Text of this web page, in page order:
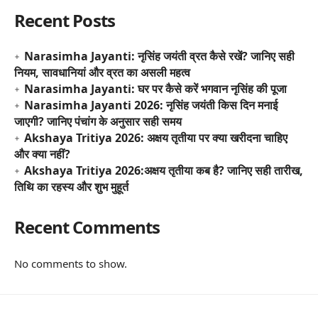
Recent Posts
Narasimha Jayanti: नृसिंह जयंती व्रत कैसे रखें? जानिए सही
नियम, सावधानियां और व्रत का असली महत्व
Narasimha Jayanti: घर पर कैसे करें भगवान नृसिंह की पूजा
Narasimha Jayanti 2026: नृसिंह जयंती किस दिन मनाई
जाएगी? जानिए पंचांग के अनुसार सही समय
Akshaya Tritiya 2026: अक्षय तृतीया पर क्या खरीदना चाहिए
और क्या नहीं?
Akshaya Tritiya 2026:अक्षय तृतीया कब है? जानिए सही तारीख,
तिथि का रहस्य और शुभ मुहूर्त
Recent Comments
No comments to show.